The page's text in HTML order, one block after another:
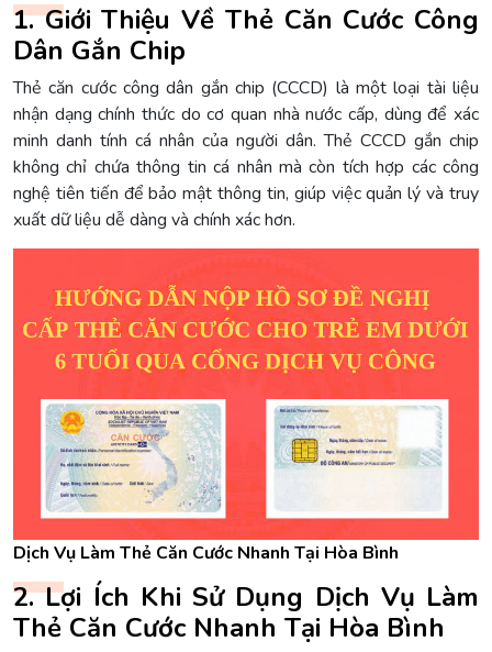
1. Giới Thiệu Về Thẻ Căn Cước Công
Dân Gắn Chip
Thẻ căn cước công dân gắn chip (CCCD) là một loại tài liệu
nhận dạng chính thức do cơ quan nhà nước cấp, dùng để xác
minh danh tính cá nhân của người dân. Thẻ CCCD gắn chip
không chỉ chứa thông tin cá nhân mà còn tích hợp các công
nghệ tiên tiến để bảo mật thông tin, giúp việc quản lý và truy
xuất dữ liệu dễ dàng và chính xác hơn.
Dịch Vụ Làm Thẻ Căn Cước Nhanh Tại Hòa Bình
2. Lợi Ích Khi Sử Dụng Dịch Vụ Làm
Thẻ Căn Cước Nhanh Tại Hòa Bình